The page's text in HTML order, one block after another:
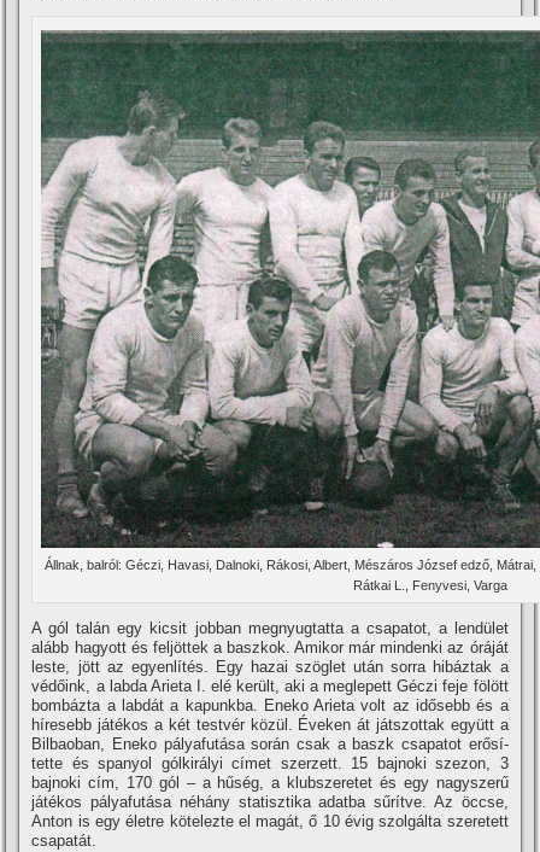
Állnak, balról: Géczi, Havasi, Dalnoki, Rákosi, Albert, Mészáros József edző,
Rátkai L., Fenyvesi, Varga
A gól talán egy kicsit jobban megnyugtatta a csapatot, a lendület
alább hagyott és feljöttek a baszkok. Amikor már mindenki az óráját
leste, jött az egyenlí­tés. Egy hazai szöglet után sorra hibáztak a
védőink, a labda Arieta I. elé került, aki a meglepett Géczi feje fölött
bombázta a labdát a kapunkba. Eneko Arieta volt az idősebb és a
hí­resebb játékos a két testvér közül. Éveken át játszottak együtt a
Bilbaoban, Eneko pályafutása során csak a baszk csapatot erősí­
tette és spanyol gólkirályi cí­met szerzett. 15 bajnoki szezon, 3
bajnoki cí­m, 170 gól – a hűség, a klubszeretet és egy nagyszerű
játékos pályafutása néhány statisztika adatba sűrí­tve. Az öccse,
Anton is egy életre kötelezte el magát, ő 10 évig szolgálta szeretett
csapatát.